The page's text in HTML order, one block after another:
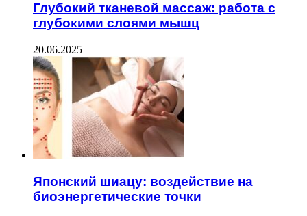
Глубокий тканевой массаж: работа с
глубокими слоями мышц
20.06.2025
Японский шиацу: воздействие на
биоэнергетические точки